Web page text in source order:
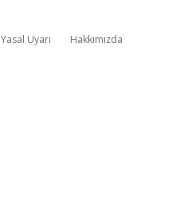
Yasal Uyarı Hakkımızda